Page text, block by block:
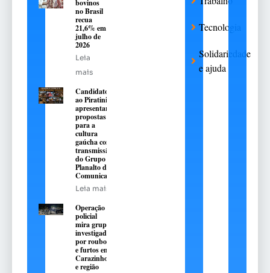
bovinos
no Brasil
recua
21,6% em
julho de
2026
Leia
mais
Candidatos
ao Piratini
apresentarão
propostas
para a
cultura
gaúcha com
transmissão
do Grupo
Planalto de
Comunicação
Leia mais
Operação
policial
mira grupo
investigado
por roubos
e furtos em
Carazinho
e região
Tecnologia
Solidariedade
e ajuda